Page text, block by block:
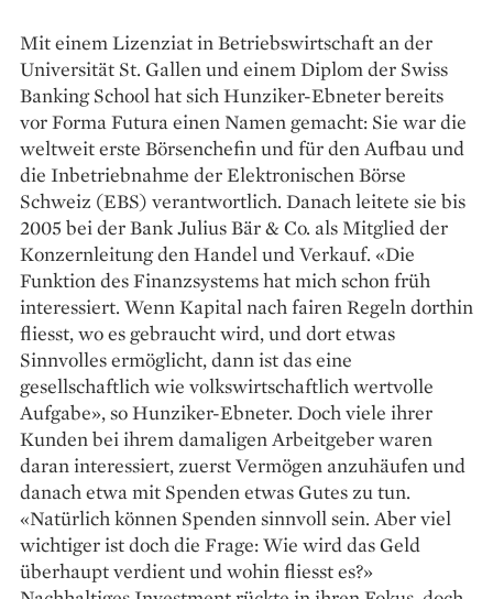
Mit einem Lizenziat in Betriebswirtschaft an der
Universität St. Gallen und einem Diplom der Swiss
Banking School hat sich Hunziker-Ebneter bereits
vor Forma Futura einen Namen gemacht: Sie war die
weltweit erste Börsenchefin und für den Aufbau und
die In­betriebnahme der Elektronischen Börse
Schweiz (EBS) verantwortlich. Danach leitete sie bis
2005 bei der Bank Julius Bär & Co. als Mitglied der
Konzernleitung den Handel und Verkauf. «Die
Funktion des Finanzsystems hat mich schon früh
interessiert. Wenn Kapital nach fairen Regeln dorthin
fliesst, wo es gebraucht wird, und dort etwas
Sinnvolles ermöglicht, dann ist das eine
gesellschaftlich wie volkswirtschaftlich wertvolle
Aufgabe», so Hunziker-Ebneter. Doch viele ihrer
Kunden bei ihrem damaligen Arbeitgeber waren
daran interessiert, zuerst Vermögen anzuhäufen und
danach etwa mit Spenden etwas Gutes zu tun.
«Natürlich können Spenden sinnvoll sein. Aber viel
wichtiger ist doch die Frage: Wie wird das Geld
überhaupt verdient und ­wohin fliesst es?»